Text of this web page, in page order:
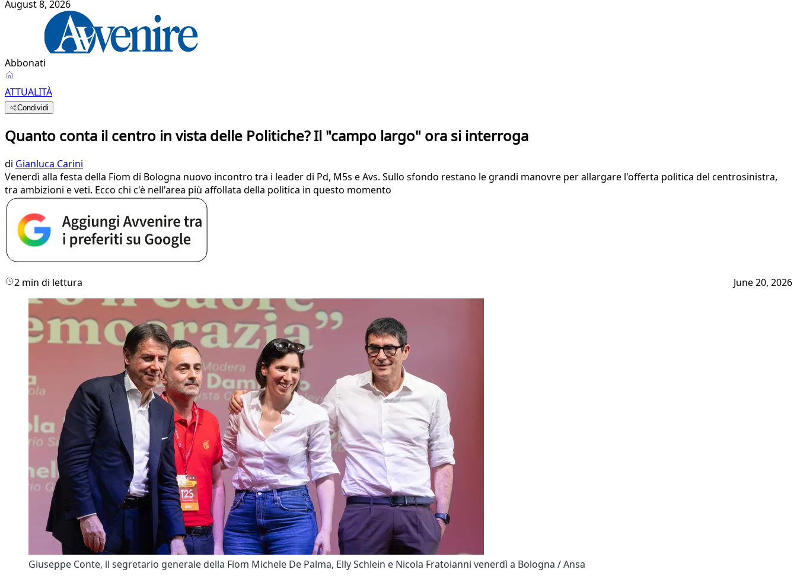
August 8, 2026
Abbonati
ATTUALITÀ
Condividi
Quanto conta il centro in vista delle Politiche? Il "campo largo" ora si interroga
di Gianluca Carini
Venerdì alla festa della Fiom di Bologna nuovo incontro tra i leader di Pd, M5s e Avs. Sullo sfondo restano le grandi manovre per allargare l'offerta politica del centrosinistra,
tra ambizioni e veti. Ecco chi c'è nell'area più affollata della politica in questo momento
2 min di lettura June 20, 2026
Giuseppe Conte, il segretario generale della Fiom Michele De Palma, Elly Schlein e Nicola Fratoianni venerdì a Bologna / Ansa